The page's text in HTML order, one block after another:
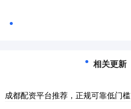
相关更新
成都配资平台推荐，正规可靠低门槛